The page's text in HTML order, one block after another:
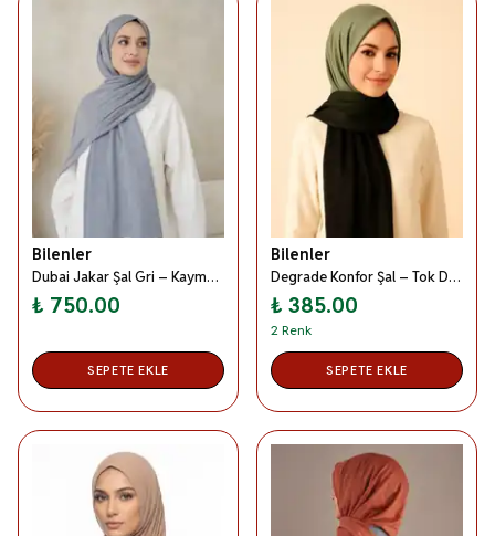
Bilenler
Dubai Jakar Şal Gri – Kaymaz –Yumuşak ve Dökümlü Kumaş
₺ 750.00
SEPETE EKLE
Bilenler
Degrade Konfor Şal – Tok Duruşlu, Terletmeyen, Kayma Yapmayan, 4 Mevsim Kullanıma Uygun
₺ 385.00
2 Renk
SEPETE EKLE